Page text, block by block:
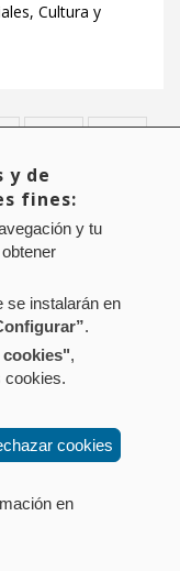
Cultura y
Page
393
»
de cookies
Dcha - 31001
y de
fines:
y tu
se instalarán en
.
,
cookies.
cookies
en